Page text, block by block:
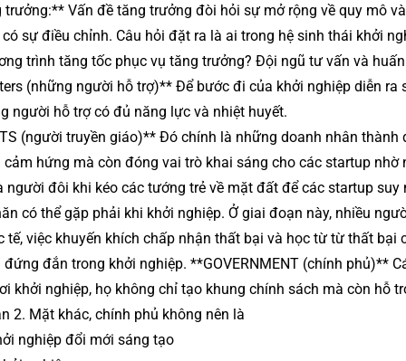
trưởng:** Vấn đề tăng trưởng đòi hỏi sự mở rộng về quy mô
sự điều chỉnh. Câu hỏi đặt ra là ai trong hệ sinh thái khởi
trình tăng tốc phục vụ tăng trưởng? Đội ngũ tư vấn và
(những người hỗ trợ)** Để bước đi của khởi nghiệp diễn ra
người hỗ trợ có đủ năng lực và nhiệt huyết.
(người truyền giáo)** Đó chính là những doanh nhân
cảm hứng mà còn đóng vai trò khai sáng cho các startup
người đôi khi kéo các tướng trẻ về mặt đất để các startup
có thể gặp phải khi khởi nghiệp. Ở giai đoạn này, nhiều
tế, việc khuyến khích chấp nhận thất bại và học từ từ thất
đắn trong khởi nghiệp. **GOVERNMENT (chính phủ)**
khởi nghiệp, họ không chỉ tạo khung chính sách mà còn hỗ
2. Mặt khác, chính phủ không nên là
nghiệp đổi mới sáng tạo